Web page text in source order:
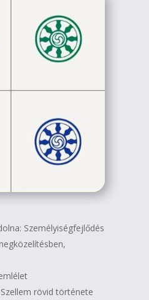
Személyiségfejlődés
rövid története